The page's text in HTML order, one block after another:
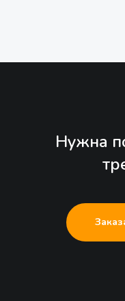
Нужна